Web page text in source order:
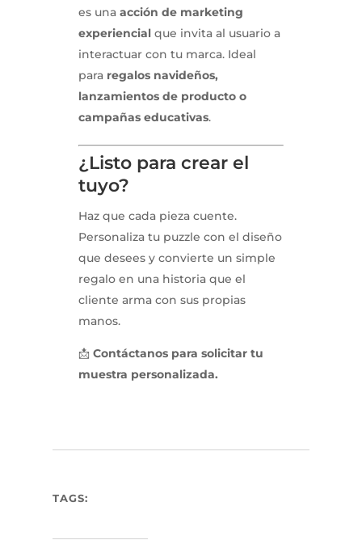
es una acción de marketing
experiencial que invita al usuario a
interactuar con tu marca. Ideal
para regalos navideños,
lanzamientos de producto o
campañas educativas.
¿Listo para crear el
tuyo?
Haz que cada pieza cuente.
Personaliza tu puzzle con el diseño
que desees y convierte un simple
regalo en una historia que el
cliente arma con sus propias
manos.
📩 Contáctanos para solicitar tu
muestra personalizada.
TAGS: